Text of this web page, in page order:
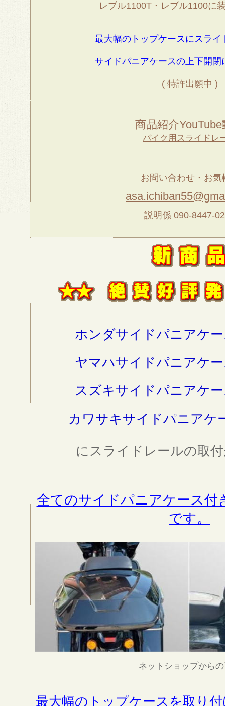
レブル1100T・レブル1100に
最大幅のトップケースにスライ
サイドパニアケースの上下開閉
( 特許出願中 )
商品紹介YouTube
バイク用スライドレ
お問い合わせ・お気
説明係 090-8447-
ホンダサイドパニアケ
ヤマハサイドパニアケ
スズキサイドパニアケ
カワサキサイドパニアケ
にスライドレールの取
全てのサイドパニアケース付
です。
ネットショップから
最大幅のトップケースを取り